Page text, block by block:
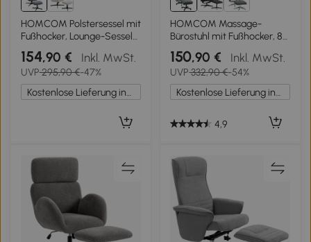
HOMCOM Polstersessel mit
Fußhocker, Lounge-Sessel
mit hoher Rückenlehne,
Metallbasis, für
Wohnzimmer,
Schlafzimmer, Grau
154,90 € Inkl. MwSt.
UVP295,90 €-47%
HOMCOM Massage-
Bürostuhl mit Fußhocker, 8
Vibrationsköpfe, 1
Fernbedienung, 1
Seitentasche, Grau
150,90 € Inkl. MwSt.
UVP332,90 €-54%
4,9